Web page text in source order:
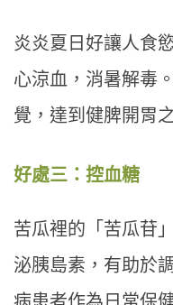
炎炎夏日好讓人食
心涼血，消暑解毒
覺，達到健脾開胃
好處三：控血糖
苦瓜裡的「苦瓜苷
泌胰島素，有助於